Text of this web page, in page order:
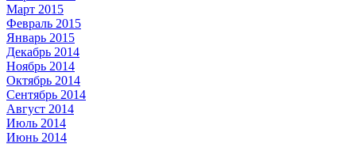
Март 2015
Февраль 2015
Январь 2015
Декабрь 2014
Ноябрь 2014
Октябрь 2014
Сентябрь 2014
Август 2014
Июль 2014
Июнь 2014